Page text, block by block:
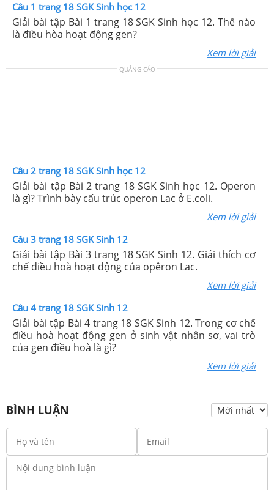
Câu 1 trang 18 SGK Sinh học 12
Giải bài tập Bài 1 trang 18 SGK Sinh học 12. Thế nào
là điều hòa hoạt động gen?
Xem lời giải
QUẢNG CÁO
Câu 2 trang 18 SGK Sinh học 12
Giải bài tập Bài 2 trang 18 SGK Sinh học 12. Operon
là gì? Trình bày cấu trúc operon Lac ở E.coli.
Xem lời giải
Câu 3 trang 18 SGK Sinh 12
Giải bài tập Bài 3 trang 18 SGK Sinh 12. Giải thích cơ
chế điều hoà hoạt động của opêron Lac.
Xem lời giải
Câu 4 trang 18 SGK Sinh 12
Giải bài tập Bài 4 trang 18 SGK Sinh 12. Trong cơ chế
điều hoà hoạt động gen ở sinh vật nhân sơ, vai trò
của gen điều hoà là gì?
Xem lời giải
BÌNH LUẬN